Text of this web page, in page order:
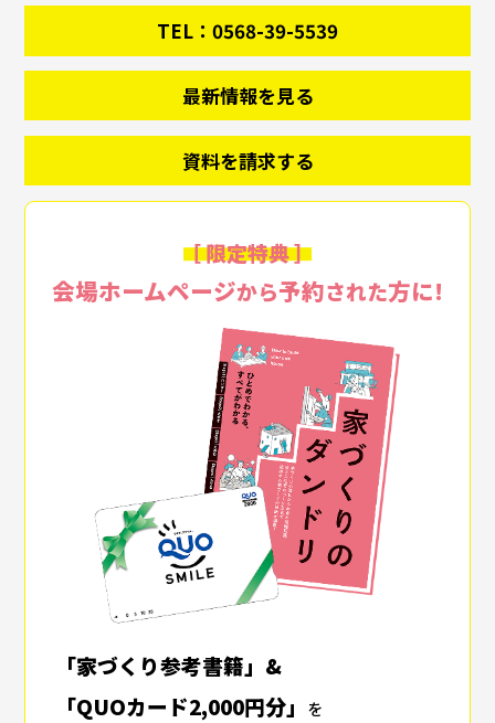
TEL：0568-39-5539
最新情報を見る
資料を請求する
［ 限定特典 ］
会場ホームページから予約された方に!
「家づくり参考書籍」&
「QUOカード2,000円分」
を